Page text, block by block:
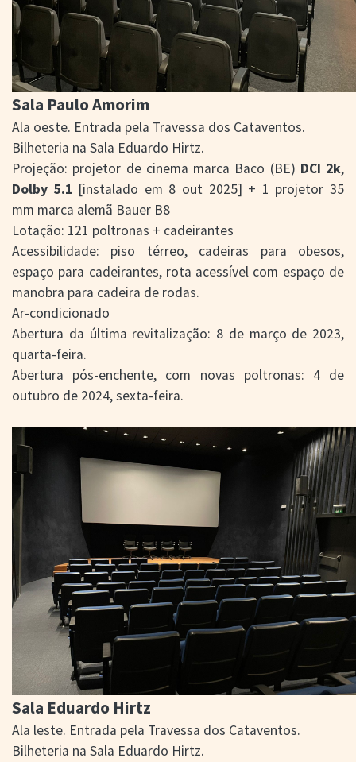
> SALAS
> ARQUIVO
PORTAL DO
CINEMA GAÚCHO
> APRESENTAÇÃO
> BUSCA AVANÇADA
> LISTA DE FILMES
> FILMOGRAFIAS DE
CINEASTAS
> DISCOGRAFIAS
> BIBLIOGRAFIAS
CONTATO E
LOCALIZAÇÃO
Sala Paulo Amorim
Ala oeste. Entrada pela Travessa dos Cataventos.
Bilheteria na Sala Eduardo Hirtz.
Projeção: projetor de cinema marca Baco (BE) DCI 2k,
Dolby 5.1 [instalado em 8 out 2025] + 1 projetor 35
mm marca alemã Bauer B8
Lotação: 121 poltronas + cadeirantes
Acessibilidade: piso térreo, cadeiras para obesos,
espaço para cadeirantes, rota acessível com espaço de
manobra para cadeira de rodas.
Ar-condicionado
Abertura da última revitalização: 8 de março de 2023,
quarta-feira.
Abertura pós-enchente, com novas poltronas: 4 de
outubro de 2024, sexta-feira.
Sala Eduardo Hirtz
Ala leste. Entrada pela Travessa dos Cataventos.
Bilheteria na Sala Eduardo Hirtz.